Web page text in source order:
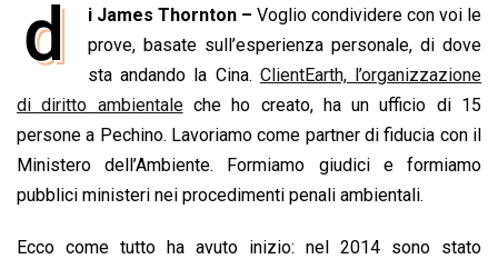
e
o
o
k
a
t
s
A
p
p
n
k
e
d
n
r
e
a
d
s
a
i
l
p
y
L
i
n
k
i
n
t
d i James Thornton – Voglio condividere con voi le
prove, basate sull’esperienza personale, di dove
sta andando la Cina. ClientEarth, l’organizzazione
di diritto ambientaleche ho creato, ha un ufficio di 15
persone a Pechino. Lavoriamo come partner di fiducia con il
Ministero dell’Ambiente. Formiamo giudici e formiamo
pubblici ministeri nei procedimenti penali ambientali.
Ecco come tutto ha avuto inizio: nel 2014 sono stato